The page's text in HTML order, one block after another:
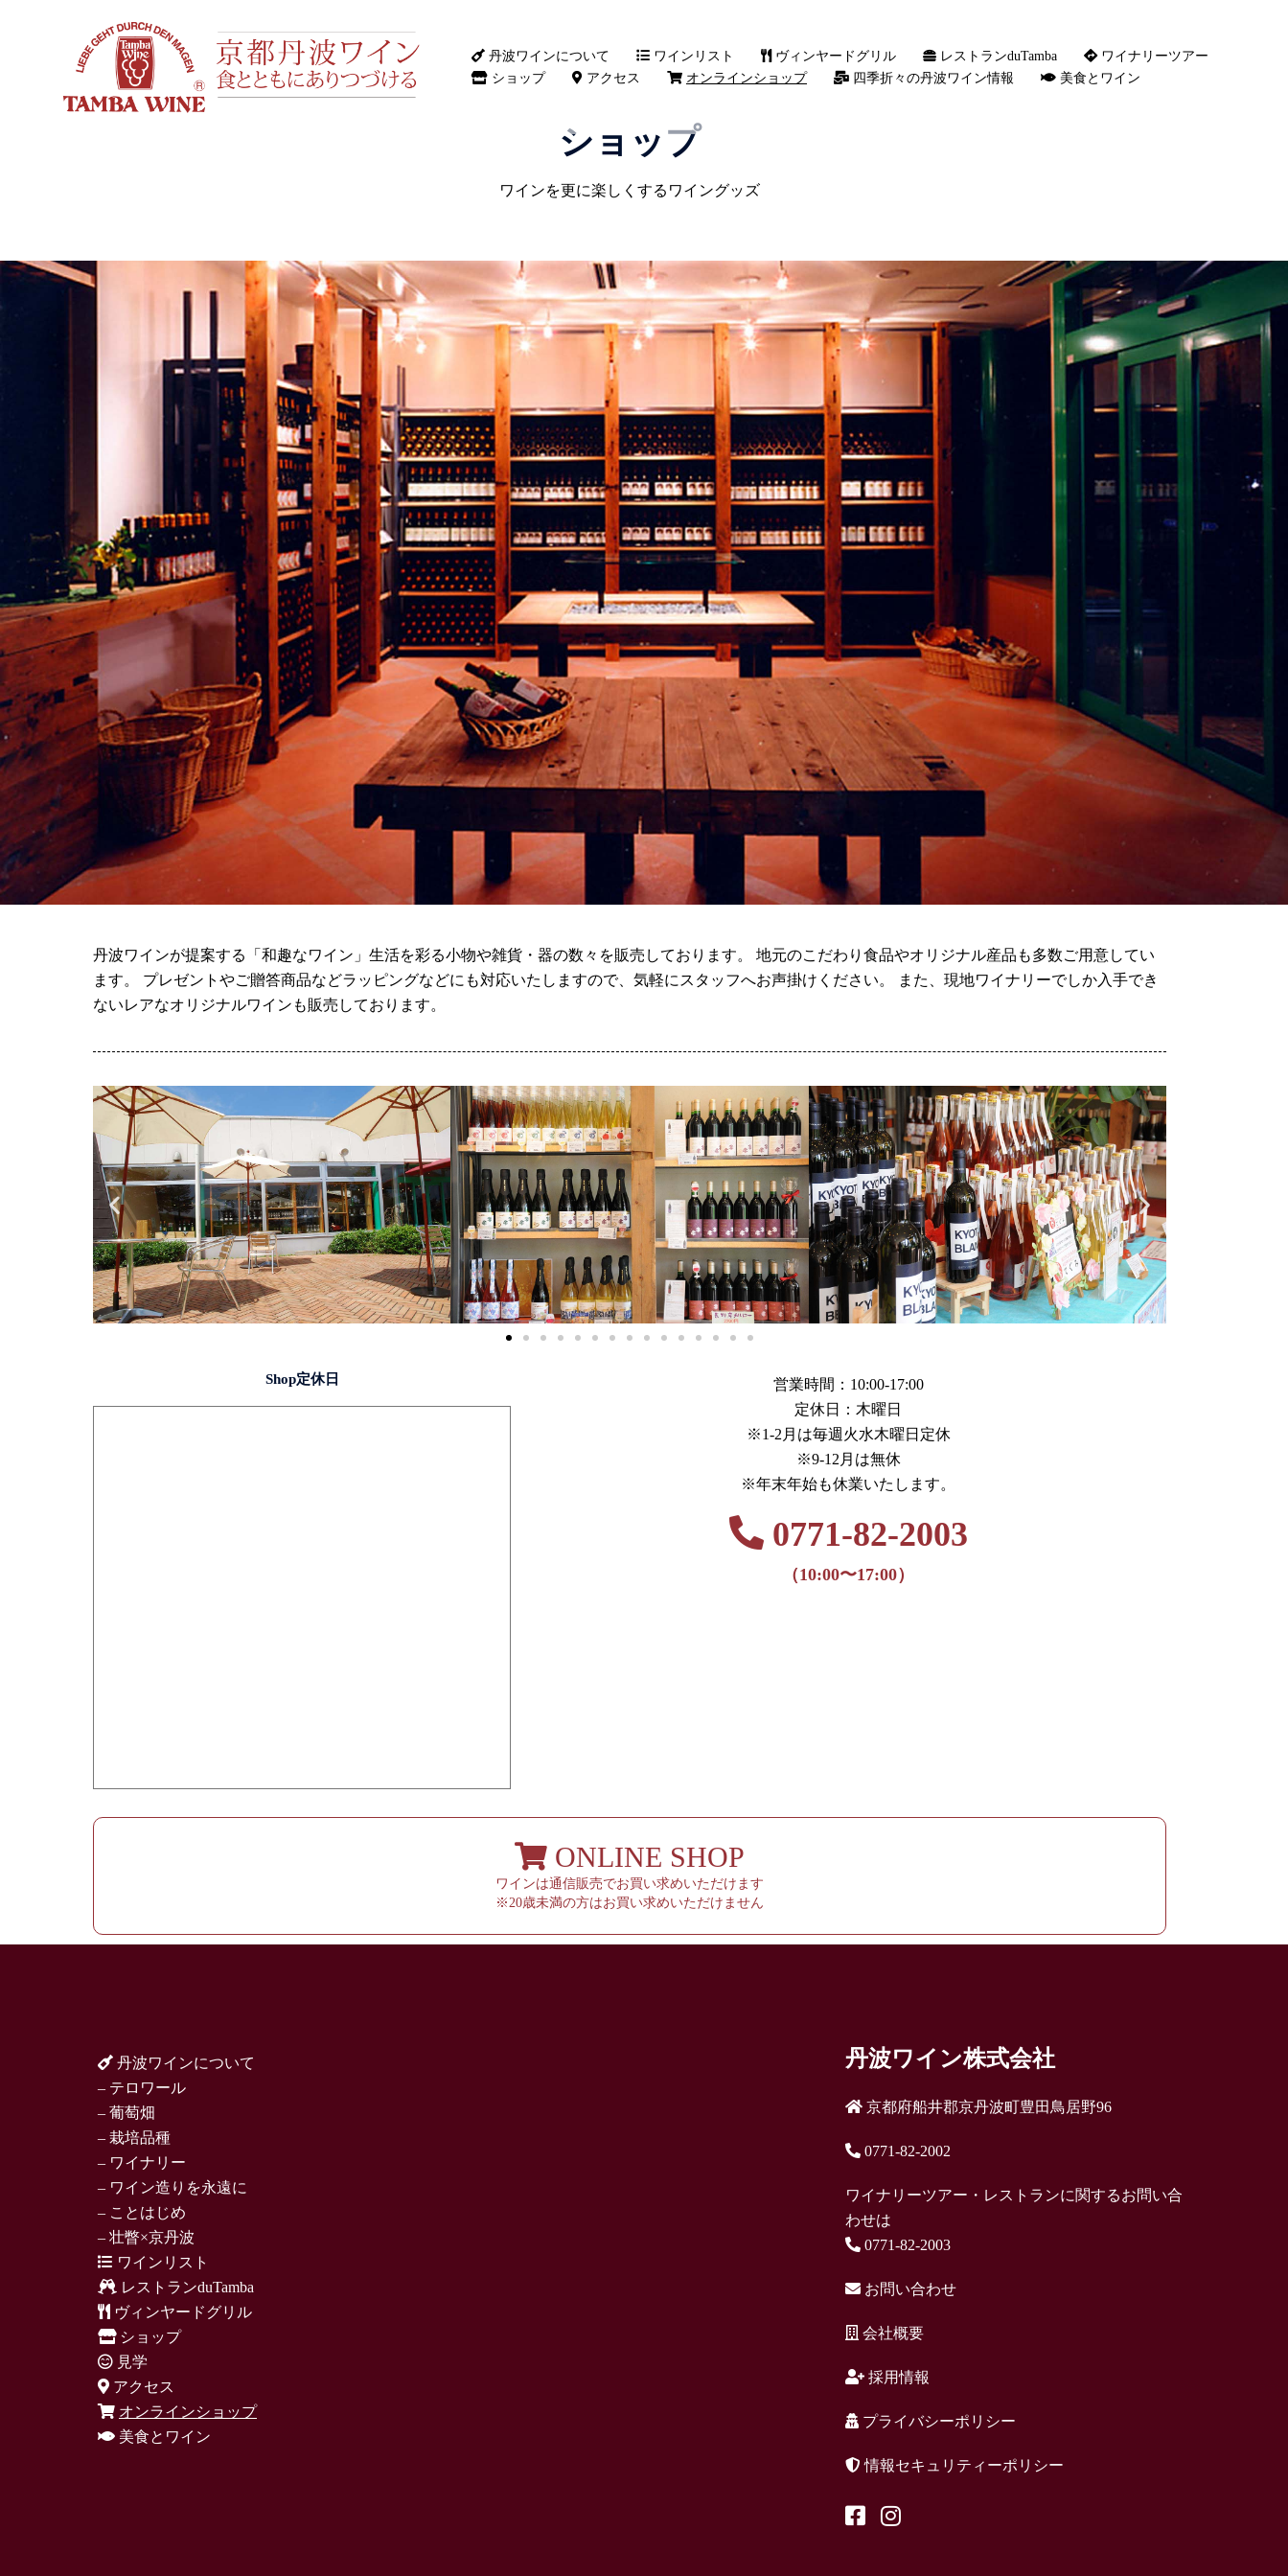
丹波ワインについて ワインリスト ヴィンヤードグリル レストランduTamba
ワイナリーツアー
ショップ
アクセス オンラインショップ 四季折々の丹波ワイン情報 美食とワイン
ショップ
ワインを更に楽しくするワイングッズ
丹波ワインが提案する「和趣なワイン」生活を彩る小物や雑貨・器の数々を販売しております。 地元のこだわり食品やオリジナル産品も多数ご用意してい
ます。 プレゼントやご贈答商品などラッピングなどにも対応いたしますので、気軽にスタッフへお声掛けください。 また、現地ワイナリーでしか入手でき
ないレアなオリジナルワインも販売しております。
Shop定休日
営業時間：10:00-17:00
定休日：木曜日
※1-2月は毎週火水木曜日定休
※9-12月は無休
※年末年始も休業いたします。
0771-82-2003
（10:00〜17:00）
ONLINE SHOP
ワインは通信販売でお買い求めいただけます
※20歳未満の方はお買い求めいただけません
丹波ワインについて
– テロワール
– 葡萄畑
– 栽培品種
– ワイナリー
– ワイン造りを永遠に
– ことはじめ
– 壮瞥×京丹波
ワインリスト
レストランduTamba
ヴィンヤードグリル
ショップ
見学
アクセス
オンラインショップ
美食とワイン
丹波ワイン株式会社
京都府船井郡京丹波町豊田鳥居野96
0771-82-2002
ワイナリーツアー・レストランに関するお問い合
わせは
0771-82-2003
お問い合わせ
会社概要
採用情報
プライバシーポリシー
情報セキュリティーポリシー